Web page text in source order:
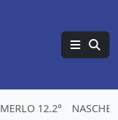
MERLO 12.2°